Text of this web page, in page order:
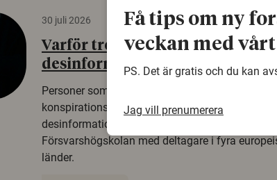
30 juli 2026
Varför tror vissa på rysk
desinformation?
Personer som är mer benägna att tro på
konspirationsteorier är ofta mer mottagliga för
desinformation. Det visar en studie från
Försvarshögskolan med deltagare i fyra
länder.
Få tips om ny
veckan med
PS. Det är gratis och du kan
Jag vill prenumerera